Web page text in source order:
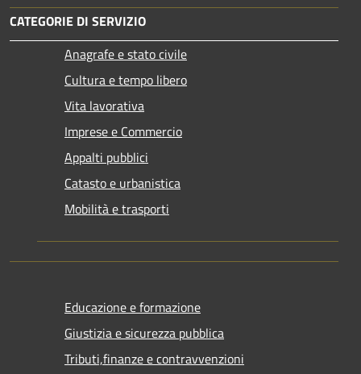
CATEGORIE DI SERVIZIO
Anagrafe e stato civile
Cultura e tempo libero
Vita lavorativa
Imprese e Commercio
Appalti pubblici
Catasto e urbanistica
Mobilità e trasporti
Educazione e formazione
Giustizia e sicurezza pubblica
Tributi,finanze e contravvenzioni